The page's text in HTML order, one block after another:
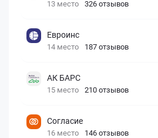
13 место 326 отзывов
Евроинс
14 место 187 отзывов
АК БАРС
15 место 210 отзывов
Согласие
16 место 146 отзывов